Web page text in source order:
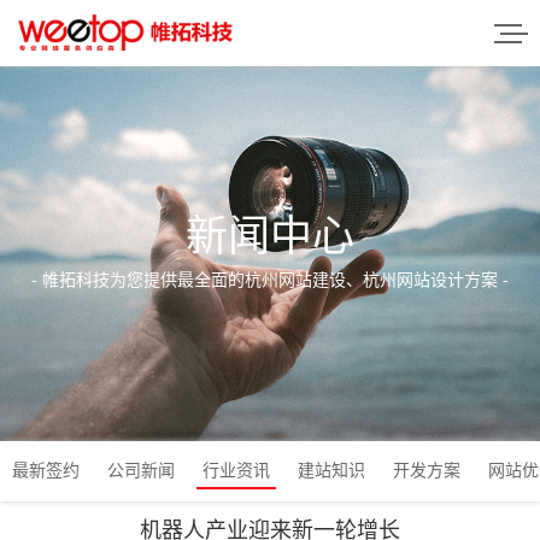
新闻中心
- 帷拓科技为您提供最全面的杭州网站建设、杭州网站设计方案 -
最新签约 公司新闻 行业资讯 建站知识 开发方案 网站
机器人产业迎来新一轮增长